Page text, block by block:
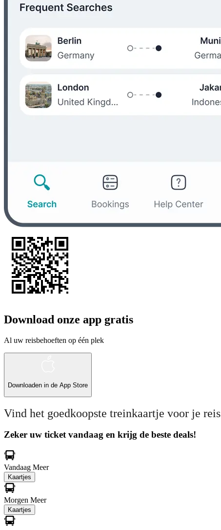
Download onze app gratis
Al uw reisbehoeften op één plek
Downloaden in de App Store
Vind het goedkoopste treinkaartje voor je reis
Zeker uw ticket vandaag en krijg de beste deals!
Vandaag Meer
Kaartjes
Morgen Meer
Kaartjes